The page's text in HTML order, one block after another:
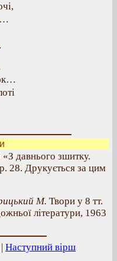
давнього зшитку.
28. Друкується за цим
М. Твори у 8 тт.
літератури, 1963
| Наступний вірш